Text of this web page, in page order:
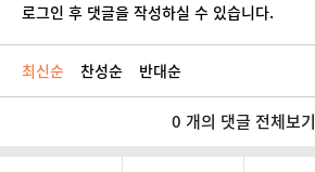
로그인 후 댓글을 작성하실 수 있습니다.
최신순 찬성순 반대순
0 개의 댓글 전체보기